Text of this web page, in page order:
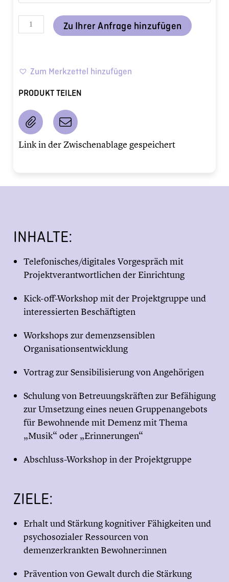
Zu Ihrer Anfrage hinzufügen
Zum Merkzettel hinzufügen
PRODUKT TEILEN
Link in der Zwischenablage gespeichert
INHALTE:
Telefonisches/digitales Vorgespräch mit
Projektverantwortlichen der Einrichtung
Kick-off-Workshop mit der Projektgruppe und
interessierten Beschäftigten
Workshops zur demenzsensiblen
Organisationsentwicklung
Vortrag zur Sensibilisierung von Angehörigen
Schulung von Betreuungskräften zur Befähigung
zur Umsetzung eines neuen Gruppenangebots
für Bewohnende mit Demenz mit Thema
„Musik“ oder „Erinnerungen“
Abschluss-Workshop in der Projektgruppe
ZIELE:
Erhalt und Stärkung kognitiver Fähigkeiten und
psychosozialer Ressourcen von
demenzerkrankten Bewohner:innen
Prävention von Gewalt durch die Stärkung